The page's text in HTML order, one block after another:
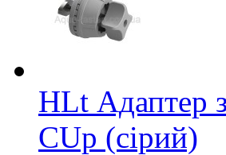
HLt Адаптер
CUp (сірий)